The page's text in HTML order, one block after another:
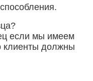
если мы имеем
клиенты должны